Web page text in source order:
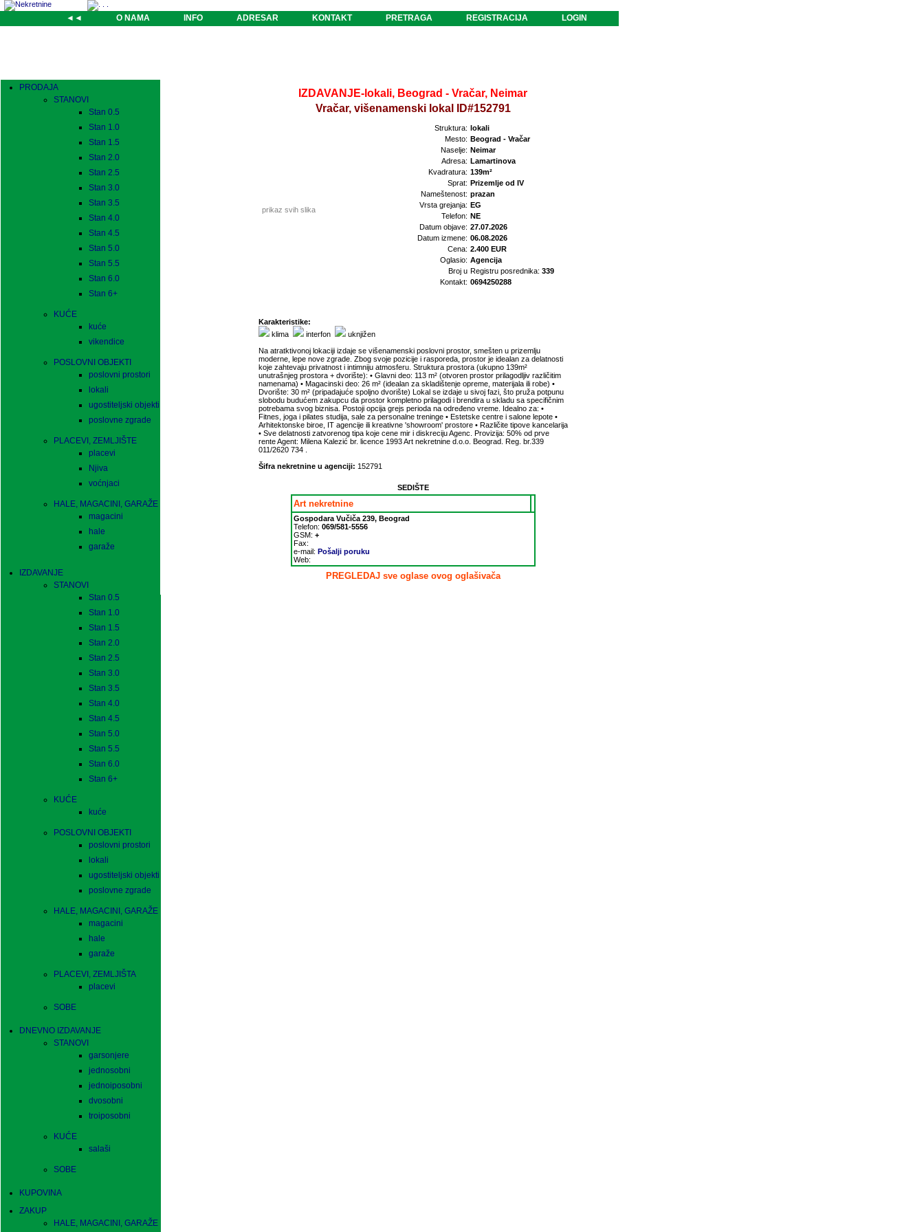
◄◄ O NAMA INFO ADRESAR KONTAKT PRETRAGA REGISTRACIJA LOGIN
PRODAJA
STANOVI
Stan 0.5
Stan 1.0
Stan 1.5
Stan 2.0
Stan 2.5
Stan 3.0
Stan 3.5
Stan 4.0
Stan 4.5
Stan 5.0
Stan 5.5
Stan 6.0
Stan 6+
KUĆE
kuće
vikendice
POSLOVNI OBJEKTI
poslovni prostori
lokali
ugostiteljski objekti
poslovne zgrade
PLACEVI, ZEMLJIŠTE
placevi
Njiva
voćnjaci
HALE, MAGACINI, GARAŽE
magacini
hale
garaže
IZDAVANJE
STANOVI
Stan 0.5
Stan 1.0
Stan 1.5
Stan 2.0
Stan 2.5
Stan 3.0
Stan 3.5
Stan 4.0
Stan 4.5
Stan 5.0
Stan 5.5
Stan 6.0
Stan 6+
KUĆE
kuće
POSLOVNI OBJEKTI
poslovni prostori
lokali
ugostiteljski objekti
poslovne zgrade
HALE, MAGACINI, GARAŽE
magacini
hale
garaže
PLACEVI, ZEMLJIŠTA
placevi
SOBE
DNEVNO IZDAVANJE
STANOVI
garsonjere
jednosobni
jednoiposobni
dvosobni
troiposobni
KUĆE
salaši
SOBE
KUPOVINA
ZAKUP
HALE, MAGACINI, GARAŽE
IZDAVANJE-lokali, Beograd - Vračar, Neimar
Vračar, višenamenski lokal ID#152791
prikaz svih slika
Struktura: lokali
Mesto: Beograd - Vračar
Naselje: Neimar
Adresa: Lamartinova
Kvadratura: 139m²
Sprat: Prizemlje od IV
Nameštenost: prazan
Vrsta grejanja: EG
Telefon: NE
Datum objave: 27.07.2026
Datum izmene: 06.08.2026
Cena: 2.400 EUR
Oglasio: Agencija
Broj u Registru posrednika: 339
Kontakt: 0694250288
Karakteristike:
klima
interfon
uknjižen
Na atratktivonoj lokaciji izdaje se višenamenski poslovni prostor, smešten u prizemlju
moderne, lepe nove zgrade. Zbog svoje pozicije i rasporeda, prostor je idealan za delatnosti
koje zahtevaju privatnost i intimniju atmosferu. Struktura prostora (ukupno 139m²
unutrašnjeg prostora + dvorište): • Glavni deo: 113 m² (otvoren prostor prilagodljiv različitim
namenama) • Magacinski deo: 26 m² (idealan za skladištenje opreme, materijala ili robe) •
Dvorište: 30 m² (pripadajuće spoljno dvorište) Lokal se izdaje u sivoj fazi, što pruža potpunu
slobodu budućem zakupcu da prostor kompletno prilagodi i brendira u skladu sa specifičnim
potrebama svog biznisa. Postoji opcija grejs perioda na određeno vreme. Idealno za: •
Fitnes, joga i pilates studija, sale za personalne treninge • Estetske centre i salone lepote •
Arhitektonske biroe, IT agencije ili kreativne 'showroom' prostore • Različite tipove kancelarija
• Sve delatnosti zatvorenog tipa koje cene mir i diskreciju Agenc. Provizija: 50% od prve
rente Agent: Milena Kalezić br. licence 1993 Art nekretnine d.o.o. Beograd. Reg. br.339
011/2620 734 .
Šifra nekretnine u agenciji: 152791
SEDIŠTE
Art nekretnine
Gospodara Vučiča 239, Beograd
Telefon: 069/581-5556
GSM: +
Fax:
e-mail: Pošalji poruku
Web:
PREGLEDAJ sve oglase ovog oglašivača